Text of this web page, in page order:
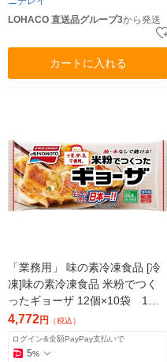
LOHACO 直送品グループ3から発送
カートに入れる
「業務用」 味の素冷凍食品 [冷
凍]味の素冷凍食品 米粉でつく
ったギョーザ 12個×10袋 1箱
（12個×10袋）（直送品）
4,772円 （税込）
ログイン&全額PayPay支払いで
5%